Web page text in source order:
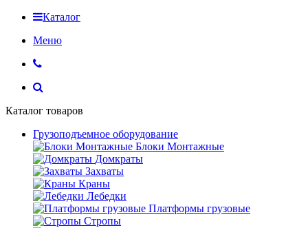
Каталог
Меню
Каталог товаров
Грузоподъемное оборудование
Блоки Монтажные
Домкраты
Захваты
Краны
Лебедки
Платформы грузовые
Стропы